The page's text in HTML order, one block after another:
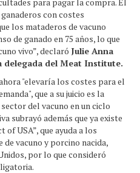
con costes
los mataderos de vacuno
de ganado en 75 años, lo que
vivo”, declaró Julie Anna
delegada del Meat Institute.
"elevaría los costes para el
que a su juicio es la
del vacuno en un ciclo
subrayó además que ya existe
USA”, que ayuda a los
vacuno y porcino nacida,
por lo que consideró